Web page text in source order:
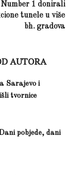
Number 1 donirali
tunele u više
bh. gradova
AUTORA
Sarajevo i
tvornice
pobjede, dani